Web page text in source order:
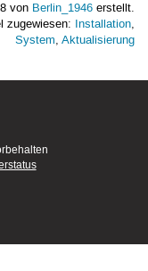
von Berlin_1946 erstellt.
zugewiesen: Installation,
System,Aktualisierung